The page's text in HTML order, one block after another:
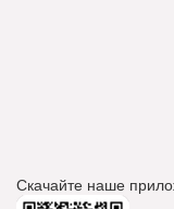
Скачайте наше